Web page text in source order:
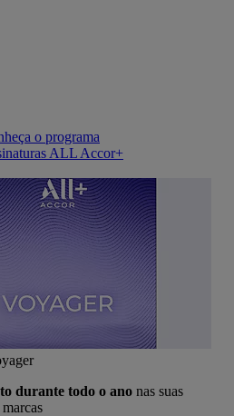
o programa
ALL Accor+
durante todo o ano nas suas